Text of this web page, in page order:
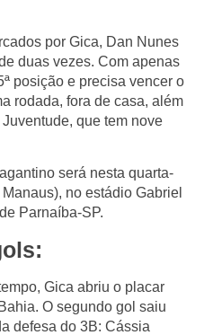
por Gica, Dan Nunes
duas vezes. Com apenas
posição e precisa vencer o
rodada, fora de casa, além
que tem nove
será nesta quarta-
no estádio Gabriel
Parnaíba-SP.
Gica abriu o placar
O segundo gol saiu
defesa do 3B: Cássia